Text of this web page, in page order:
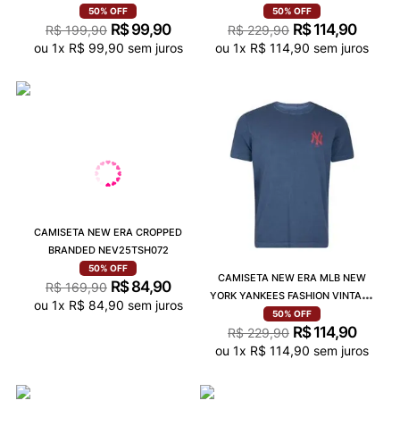
MBV25TSH054
50% OFF
R$ 199,90 R$ 99,90
ou 1x R$ 99,90 sem juros
MBI25TSH018
50% OFF
R$ 229,90 R$ 114,90
ou 1x R$ 114,90 sem juros
CAMISETA NEW ERA CROPPED
BRANDED NEV25TSH072
50% OFF
R$ 169,90 R$ 84,90
ou 1x R$ 84,90 sem juros
CAMISETA NEW ERA MLB NEW
YORK YANKEES FASHION VINTAGE
CLASS MBV25TSH039
50% OFF
R$ 229,90 R$ 114,90
ou 1x R$ 114,90 sem juros